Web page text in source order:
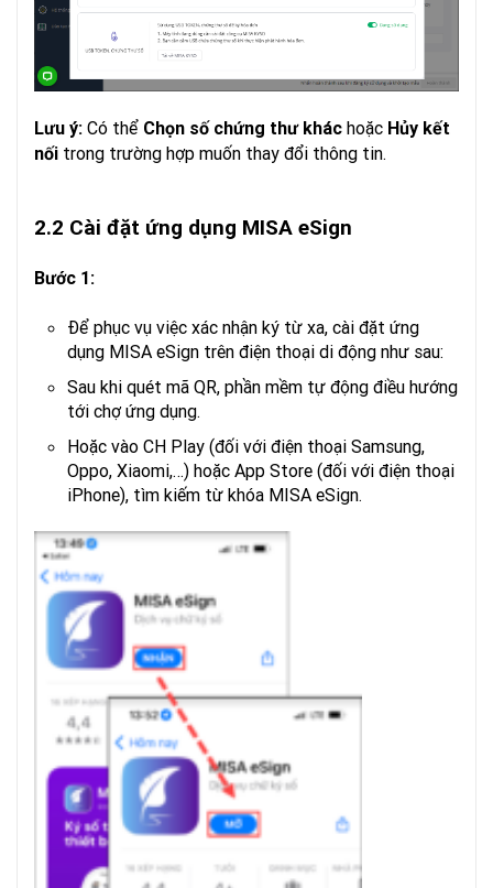
Lưu ý: Có thể Chọn số chứng thư khác hoặc Hủy kết
nối trong trường hợp muốn thay đổi thông tin.
2.2 Cài đặt ứng dụng MISA eSign
Bước 1:
Để phục vụ việc xác nhận ký từ xa, cài đặt ứng
dụng MISA eSign trên điện thoại di động như sau:
Sau khi quét mã QR, phần mềm tự động điều hướng
tới chợ ứng dụng.
Hoặc vào CH Play (đối với điện thoại Samsung,
Oppo, Xiaomi,…) hoặc App Store (đối với điện thoại
iPhone), tìm kiếm từ khóa MISA eSign.